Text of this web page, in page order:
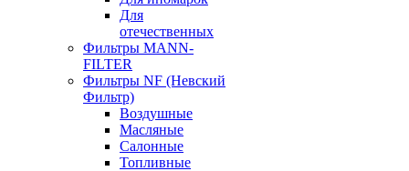
Для
отечественных
Фильтры MANN-
FILTER
Фильтры NF (Невский
Фильтр)
Воздушные
Масляные
Салонные
Топливные